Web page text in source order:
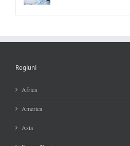
Regiuni
Africa
America
Asia